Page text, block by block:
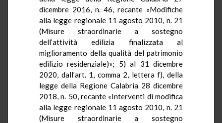
dicembre 2016, n. 46, recante «Modifiche
alla legge regionale 11 agosto 2010, n. 21
(Misure straordinarie a sostegno
dell’attività edilizia finalizzata al
miglioramento della qualità del patrimonio
edilizio residenziale)»; 5) al 31 dicembre
2020, dall’art. 1, comma 2, lettera f), della
legge della Regione Calabria 28 dicembre
2018, n. 50, recante «Interventi di modifica
alla legge regionale 11 agosto 2010, n. 21
(Misure straordinarie a sostegno